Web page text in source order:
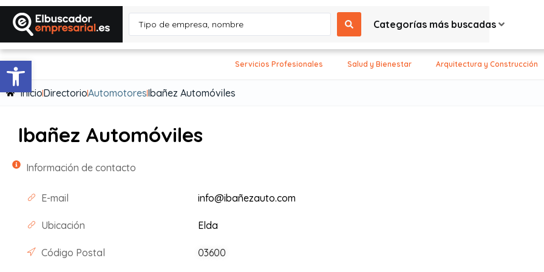
Abrir barra de herramientas
Categorías más buscadas
Servicios Profesionales Salud y Bienestar Arquitectura y Construcción
InicioDirectorioAutomotoresIbañez Automóviles
Ibañez Automóviles
Información de contacto
E-mail info@ibañezauto.com
Ubicación Elda
Código Postal 03600